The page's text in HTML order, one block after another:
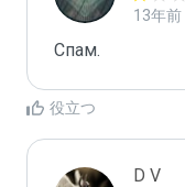
13年前
Спам.
役立つ
D V